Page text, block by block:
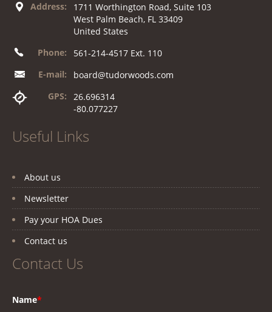
Address:
1711 Worthington Road, Suite 103
West Palm Beach, FL 33409
United States
Phone:
561-214-4517 Ext. 110
E-mail:
board@tudorwoods.com
GPS:
26.696314
-80.077227
Useful Links
About us
Newsletter
Pay your HOA Dues
Contact us
Contact Us
Name*